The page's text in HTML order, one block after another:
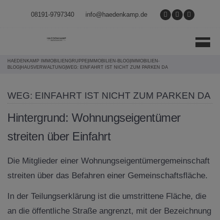
08191-9797340
info@haedenkamp.de
HAEDENKAMP IMMOBILIENGRUPPE IMMOBILIEN-BLOG IMMOBILIEN-
BLOG HAUSVERWALTUNG WEG: EINFAHRT IST NICHT ZUM PARKEN DA
WEG: EINFAHRT IST NICHT ZUM PARKEN DA
Hintergrund: Wohnungseigentümer
streiten über Einfahrt
Die Mitglieder einer Wohnungseigentümergemeinschaft
streiten über das Befahren einer Gemeinschaftsfläche.
In der Teilungserklärung ist die umstrittene Fläche, die
an die öffentliche Straße angrenzt, mit der Bezeichnung